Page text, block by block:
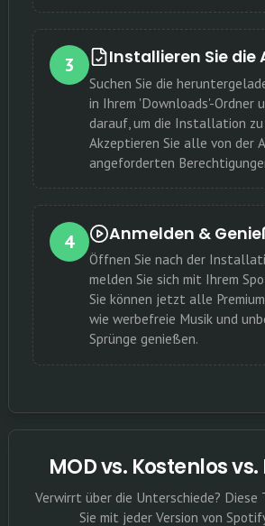
3 Installieren Sie die
Suchen Sie die
in Ihrem 'Downloads'-Ordner
darauf, um die Installation
Akzeptieren Sie alle von der
angeforderten
4 Anmelden &
Öffnen Sie nach der
melden Sie sich mit Ihrem
Sie können jetzt alle
wie werbefreie Musik und
Sprünge genießen.
MOD vs. Kostenlos
Verwirrt über die Unterschiede? Diese
Sie mit jeder Version von